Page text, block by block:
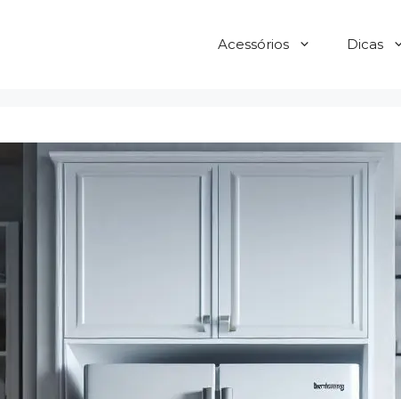
Acessórios Dicas